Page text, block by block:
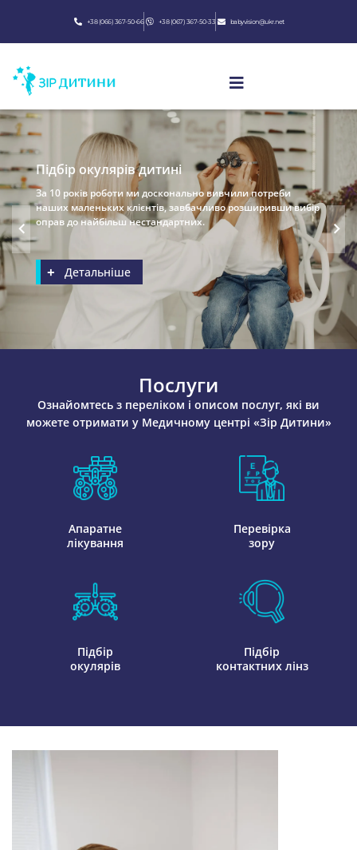
+38 (066) 367-50-66 +38 (067) 367-50-33 babyvision@ukr.net
Підбір окулярів дитині
За 10 років роботи ми досконально вивчили потреби
наших маленьких клієнтів, завбачливо розширивши вибір
оправ до найбільш нестандартних.
Детальніше
Послуги
Ознайомтесь з переліком і описом послуг, які ви
можете отримати у Медичному центрі «Зір Дитини»
Апаратне
лікування
Перевірка
зору
Підбір
окулярів
Підбір
контактних лінз